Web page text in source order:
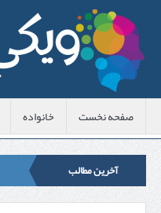
صفحه نخست خانواده
آخرین مطالب